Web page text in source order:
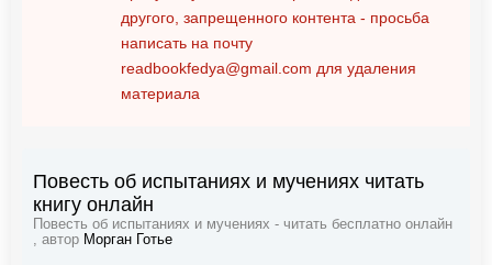
другого, запрещенного контента - просьба
написать на почту
readbookfedya@gmail.com для удаления
материала
Повесть об испытаниях и мучениях читать
книгу онлайн
Повесть об испытаниях и мучениях - читать бесплатно онлайн
, автор Морган Готье